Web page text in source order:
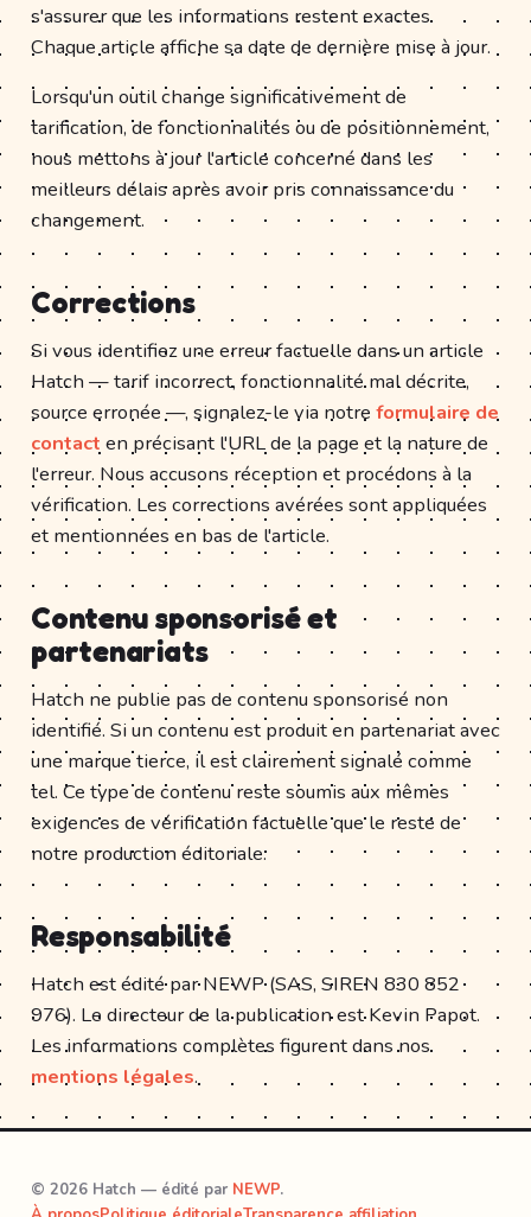
s'assurer que les informations restent exactes.
Chaque article affiche sa date de dernière mise à jour.
Lorsqu'un outil change significativement de
tarification, de fonctionnalités ou de positionnement,
nous mettons à jour l'article concerné dans les
meilleurs délais après avoir pris connaissance du
changement.
Corrections
Si vous identifiez une erreur factuelle dans un article
Hatch — tarif incorrect, fonctionnalité mal décrite,
source erronée —, signalez-le via notre formulaire de
contact en précisant l'URL de la page et la nature de
l'erreur. Nous accusons réception et procédons à la
vérification. Les corrections avérées sont appliquées
et mentionnées en bas de l'article.
Contenu sponsorisé et
partenariats
Hatch ne publie pas de contenu sponsorisé non
identifié. Si un contenu est produit en partenariat avec
une marque tierce, il est clairement signalé comme
tel. Ce type de contenu reste soumis aux mêmes
exigences de vérification factuelle que le reste de
notre production éditoriale.
Responsabilité
Hatch est édité par NEWP (SAS, SIREN 830 852
976). Le directeur de la publication est Kevin Papot.
Les informations complètes figurent dans nos
mentions légales.
© 2026 Hatch — édité par NEWP.